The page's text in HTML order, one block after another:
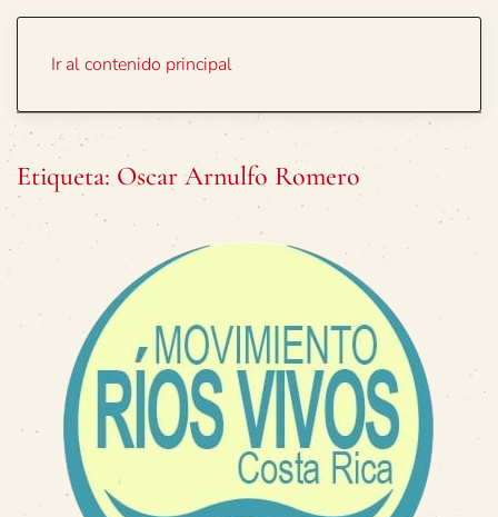
Ir al contenido principal
Etiqueta: Oscar Arnulfo Romero